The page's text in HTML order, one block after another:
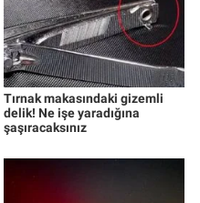
Tırnak makasındaki gizemli
delik! Ne işe yaradığına
şaşıracaksınız